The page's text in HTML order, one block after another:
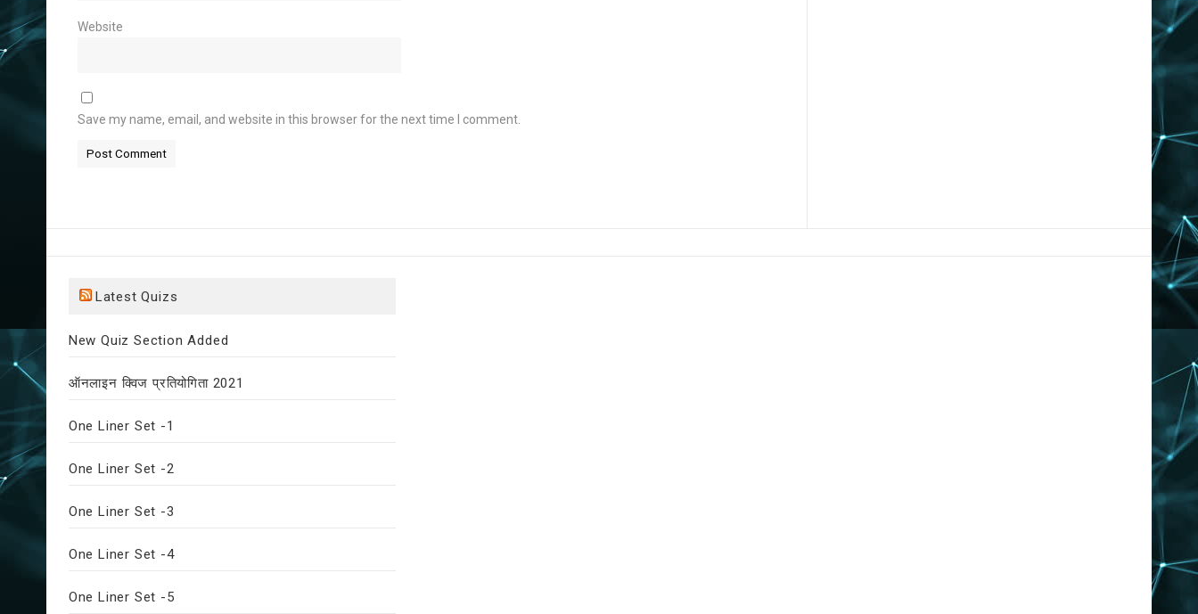
Website
Save my name, email, and website in this browser for the next time I comment.
Latest Quizs
New Quiz Section Added
ऑनलाइन क्विज प्रतियोगिता 2021
One Liner Set -1
One Liner Set -2
One Liner Set -3
One Liner Set -4
One Liner Set -5